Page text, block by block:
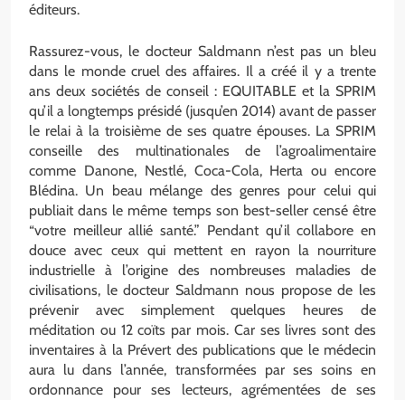
éditeurs.
Rassurez-vous, le docteur Saldmann n’est pas un bleu
dans le monde cruel des affaires. Il a créé il y a trente
ans deux sociétés de conseil : EQUITABLE et la SPRIM
qu’il a longtemps présidé (jusqu’en 2014) avant de passer
le relai à la troisième de ses quatre épouses. La SPRIM
conseille des multinationales de l’agroalimentaire
comme Danone, Nestlé, Coca-Cola, Herta ou encore
Blédina. Un beau mélange des genres pour celui qui
publiait dans le même temps son best-seller censé être
“votre meilleur allié santé.” Pendant qu’il collabore en
douce avec ceux qui mettent en rayon la nourriture
industrielle à l’origine des nombreuses maladies de
civilisations, le docteur Saldmann nous propose de les
prévenir avec simplement quelques heures de
méditation ou 12 coïts par mois. Car ses livres sont des
inventaires à la Prévert des publications que le médecin
aura lu dans l’année, transformées par ses soins en
ordonnance pour ses lecteurs, agrémentées de ses